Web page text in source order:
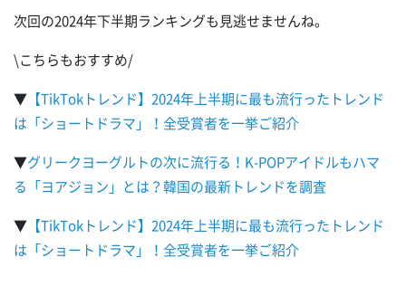
次回の2024年下半期ランキングも見逃せませんね。
\こちらもおすすめ/
▼ 【TikTokトレンド】2024年上半期に最も流行ったトレンド
は「ショートドラマ」！全受賞者を一挙ご紹介
▼グリークヨーグルトの次に流行る！K-POPアイドルもハマ
る「ヨアジョン」とは？韓国の最新トレンドを調査
▼ 【TikTokトレンド】2024年上半期に最も流行ったトレンド
は「ショートドラマ」！全受賞者を一挙ご紹介